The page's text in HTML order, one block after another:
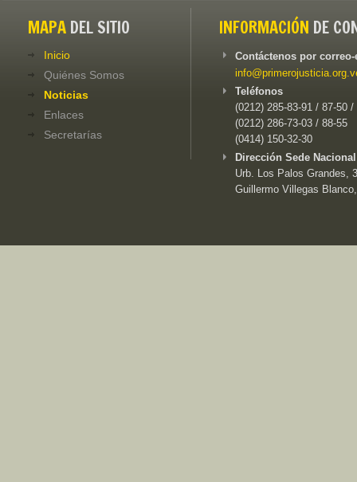
MAPA DEL SITIO
Inicio
Quiénes Somos
Noticias
Enlaces
Secretarías
INFORMACIÓN DE
Contáctenos por
Teléfonos
(0212) 285-83-91 / 87-50 /
(0212) 286-73-03 / 88-55
(0414) 150-32-30
Dirección Sede
Urb. Los Palos Grandes,
Guillermo Villegas